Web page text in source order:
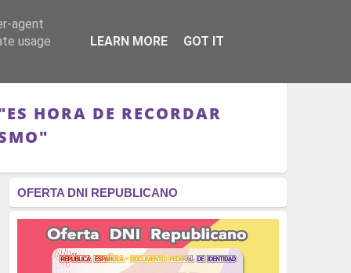
RÉGIMEN - MONARQUÍA
HORA DE RECORDAR
OFERTA DNI REPUBLICANO
agent
usage
LEARN MORE GOT IT